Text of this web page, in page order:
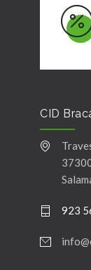
CID
923